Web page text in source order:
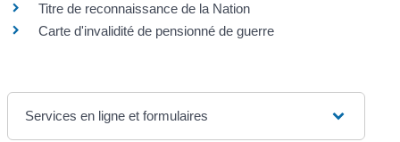
Titre de reconnaissance de la Nation
Carte d'invalidité de pensionné de guerre
Services en ligne et formulaires